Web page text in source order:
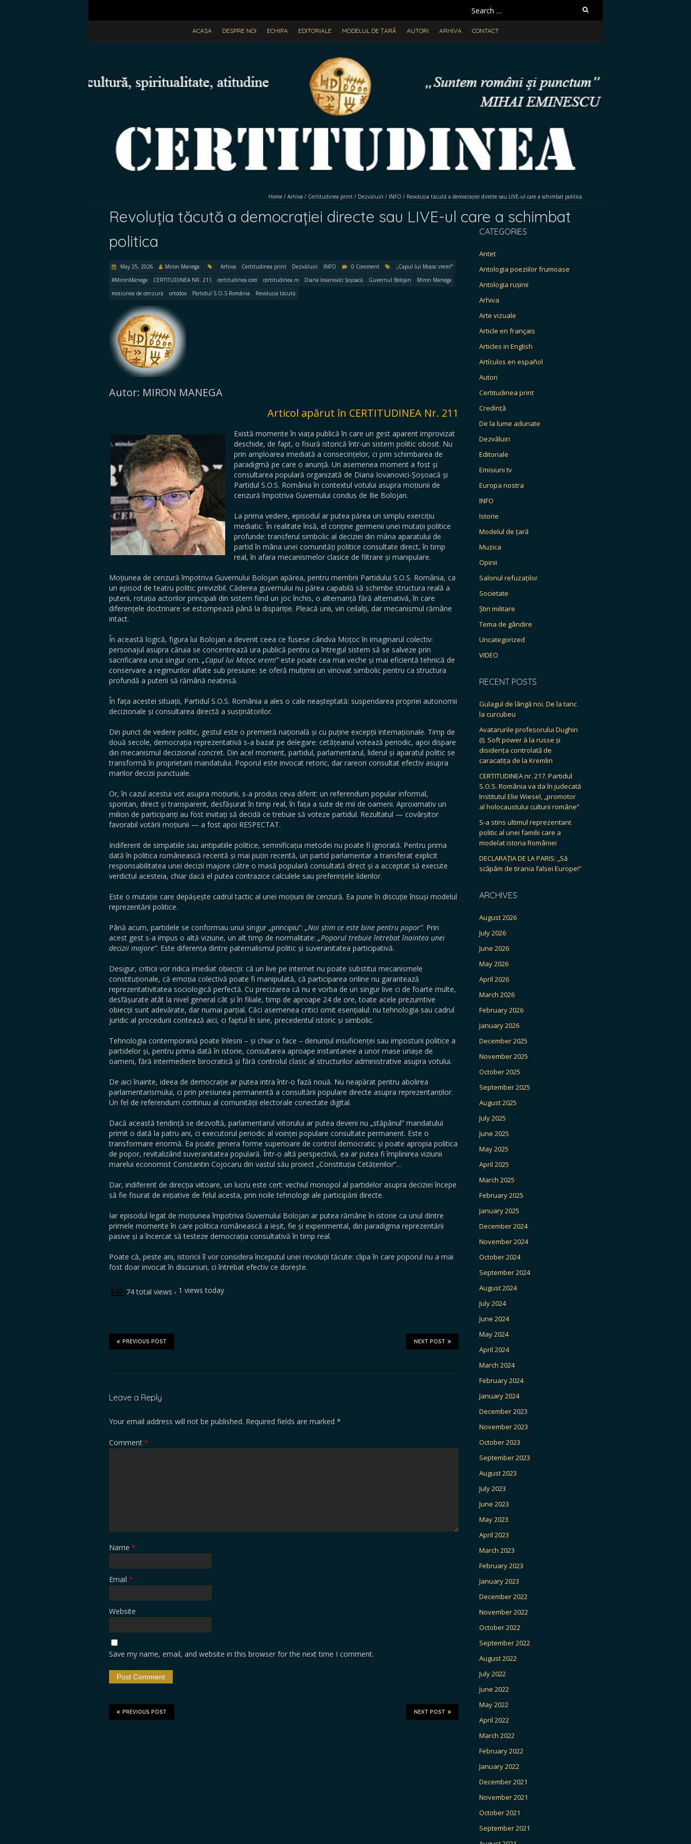
Search
for:
ACASA DESPRE NOI ECHIPA EDITORIALE MODELUL DE ȚARĂ AUTORI ARHIVA CONTACT
Home / Arhiva / Certitudinea print / Dezvăluiri / INFO / Revoluția tăcută a democrației directe sau LIVE-ul care a schimbat politica
Revoluția tăcută a democrației directe sau LIVE-ul care a schimbat
politica
May 25, 2026 Miron Manega Arhiva Certitudinea print Dezvăluiri INFO 0 Comment
„Capul lui Moțoc vrem!”
#MironManega
CERTITUDINEA NR. 211 certitudinea.com certitudinea.ro Diana Iovanovici Șoșoacă Guvernul Bolojan
Miron Manega
moțiunea de cenzură
ortodox Partidul S.O.S România Revoluția tăcută
Autor: MIRON MANEGA
Articol apărut în CERTITUDINEA Nr. 211
Există momente în viața publică în care un gest aparent improvizat
deschide, de fapt, o fisură istorică într-un sistem politic obosit. Nu
prin amploarea imediată a consecințelor, ci prin schimbarea de
paradigmă pe care o anunță. Un asemenea moment a fost și
consultarea populară organizată de Diana Iovanovici-Șoșoacă și
Partidul S.O.S. România în contextul votului asupra moțiunii de
cenzură împotriva Guvernului condus de Ilie Bolojan.
La prima vedere, episodul ar putea părea un simplu exercițiu
mediatic. În realitate însă, el conține germenii unei mutații politice
profunde: transferul simbolic al deciziei din mâna aparatului de
partid în mâna unei comunități politice consultate direct, în timp
real, în afara mecanismelor clasice de filtrare și manipulare.
Moțiunea de cenzură împotriva Guvernului Bolojan apărea, pentru membrii Partidului S.O.S. România, ca
un episod de teatru politic previzibil. Căderea guvernului nu părea capabilă să schimbe structura reală a
puterii, rotația actorilor principali din sistem fiind un joc închis, o alternanță fără alternativă, în care
diferențele doctrinare se estompează până la dispariție. Pleacă unii, vin ceilalți, dar mecanismul rămâne
intact.
În această logică, figura lui Bolojan a devenit ceea ce fusese cândva Moțoc în imaginarul colectiv:
personajul asupra căruia se concentrează ura publică pentru ca întregul sistem să se salveze prin
sacrificarea unui singur om. „Capul lui Moțoc vrem!”este poate cea mai veche și mai eficientă tehnică de
conservare a regimurilor aflate sub presiune: se oferă mulțimii un vinovat simbolic pentru ca structura
profundă a puterii să rămână neatinsă.
În fața acestei situații, Partidul S.O.S. România a ales o cale neașteptată: suspendarea propriei autonomii
decizionale și consultarea directă a susținătorilor.
Din punct de vedere politic, gestul este o premieră națională și cu puține excepții internaționale. Timp de
două secole, democrația reprezentativă s-a bazat pe delegare: cetățeanul votează periodic, apoi dispare
din mecanismul decizional concret. Din acel moment, partidul, parlamentarul, liderul și aparatul politic se
transformă în proprietarii mandatului. Poporul este invocat retoric, dar rareori consultat efectiv asupra
marilor decizii punctuale.
Or, în cazul acestui vot asupra moțiunii, s-a produs ceva diferit: un referendum popular informal,
spontan, direct și transparent, desfășurat în timp real, în fața a sute de mii de oameni. Aproximativ un
milion de participanți au fost invitați să decidă ce trebuie să voteze partidul. Rezultatul — covârșitor
favorabil votării moțiunii — a fost apoi RESPECTAT.
Indiferent de simpatiile sau antipatiile politice, semnificația metodei nu poate fi ignorată. Pentru prima
dată în politica românească recentă și mai puțin recentă, un partid parlamentar a transferat explicit
responsabilitatea unei decizii majore către o masă populară consultată direct și a acceptat să execute
verdictul acesteia, chiar dacă el putea contrazice calculele sau preferințele liderilor.
Este o mutație care depășește cadrul tactic al unei moțiuni de cenzură. Ea pune în discuție însuși modelul
reprezentării politice.
Până acum, partidele se conformau unui singur „principiu”: „Noi știm ce este bine pentru popor”. Prin
acest gest s-a impus o altă viziune, un alt timp de normalitate: „Poporul trebuie întrebat înaintea unei
decizii majore”. Este diferența dintre paternalismul politic și suveranitatea participativă.
Desigur, criticii vor ridica imediat obiecții: că un live pe internet nu poate substitui mecanismele
constituționale, că emoția colectivă poate fi manipulată, că participarea online nu garantează
reprezentativitatea sociologică perfectă. Cu precizarea că nu e vorba de un singur live ci de foarte multe,
desfășurate atât la nivel general cât și în filiale, timp de aproape 24 de ore, toate acele prezumtive
obiecții sunt adevărate, dar numai parțial. Căci asemenea critici omit esențialul: nu tehnologia sau cadrul
juridic al procedurii contează aici, ci faptul în sine, precedentul istoric și simbolic.
Tehnologia contemporană poate înlesni – și chiar o face – denunțul insuficienței sau imposturii politice a
partidelor și, pentru prima dată în istorie, consultarea aproape instantanee a unor mase uriașe de
oameni, fără intermediere birocratică și fără controlul clasic al structurilor administrative asupra votului.
De aici înainte, ideea de democrație ar putea intra într-o fază nouă. Nu neapărat pentru abolirea
parlamentarismului, ci prin presiunea permanentă a consultării populare directe asupra reprezentanților.
Un fel de referendum continuu al comunității electorale conectate digital.
Dacă această tendință se dezvoltă, parlamentarul viitorului ar putea deveni nu „stăpânul” mandatului
primit o dată la patru ani, ci executorul periodic al voinței populare consultate permanent. Este o
transformare enormă. Ea poate genera forme superioare de control democratic și poate apropia politica
de popor, revitalizând suveranitatea populară. Într-o altă perspectivă, ea ar putea fi împlinirea viziunii
marelui economist Constantin Cojocaru din vastul său proiect „Constituția Cetățenilor”…
Dar, indiferent de direcția viitoare, un lucru este cert: vechiul monopol al partidelor asupra deciziei începe
să fie fisurat de inițiative de felul acesta, prin noile tehnologii ale participării directe.
Iar episodul legat de moțiunea împotriva Guvernului Bolojan ar putea rămâne în istorie ca unul dintre
primele momente în care politica românească a ieșit, fie și experimental, din paradigma reprezentării
pasive și a încercat să testeze democrația consultativă în timp real.
Poate că, peste ani, istoricii îl vor considera începutul unei revoluții tăcute: clipa în care poporul nu a mai
fost doar invocat în discursuri, ci întrebat efectiv ce dorește.
74 total views , 1 views today
NEXT POST
PREVIOUS POST
Leave a Reply
Your email address will not be published. Required fields are marked *
Comment *
Name *
Email *
Website
Save my name, email, and website in this browser for the next time I comment.
NEXT POST
PREVIOUS POST
CATEGORIES
Antet
Antologia poeziilor frumoase
Antologia rușinii
Arhiva
Arte vizuale
Article en français
Articles in English
Artículos en español
Autori
Certitudinea print
Credință
De la lume adunate
Dezvăluiri
Editoriale
Emisiuni tv
Europa nostra
INFO
Istorie
Modelul de țară
Muzica
Opinii
Salonul refuzaților
Societate
Știri militare
Tema de gândire
Uncategorized
VIDEO
RECENT POSTS
Gulagul de lângă noi. De la tanc
la curcubeu
Avatarurile profesorului Dughin
(I). Soft power à la russe și
disidența controlată de
caracatița de la Kremlin
CERTITUDINEA nr. 217. Partidul
S.O.S. România va da în judecată
Institutul Elie Wiesel, „promotor
al holocaustului culturii române”
S-a stins ultimul reprezentant
politic al unei familii care a
modelat istoria României
DECLARAȚIA DE LA PARIS: „Să
scăpăm de tirania falsei Europe!”
ARCHIVES
August 2026
July 2026
June 2026
May 2026
April 2026
March 2026
February 2026
January 2026
December 2025
November 2025
October 2025
September 2025
August 2025
July 2025
June 2025
May 2025
April 2025
March 2025
February 2025
January 2025
December 2024
November 2024
October 2024
September 2024
August 2024
July 2024
June 2024
May 2024
April 2024
March 2024
February 2024
January 2024
December 2023
November 2023
October 2023
September 2023
August 2023
July 2023
June 2023
May 2023
April 2023
March 2023
February 2023
January 2023
December 2022
November 2022
October 2022
September 2022
August 2022
July 2022
June 2022
May 2022
April 2022
March 2022
February 2022
January 2022
December 2021
November 2021
October 2021
September 2021